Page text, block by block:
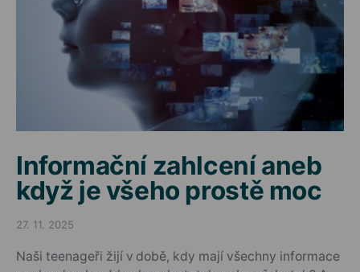
Informační zahlcení aneb
když je všeho prostě moc
Posted on
27. 11. 2025
Naši teenageři žijí v době, kdy mají všechny informace